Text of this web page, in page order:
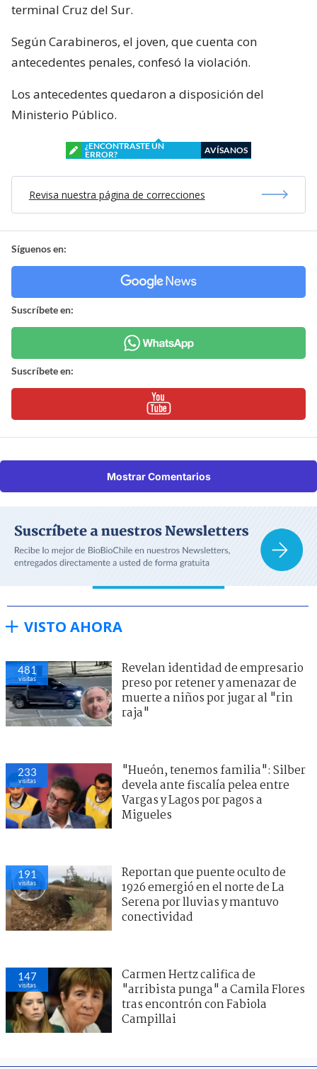
terminal Cruz del Sur.
Según Carabineros, el joven, que cuenta con
antecedentes penales, confesó la violación.
Los antecedentes quedaron a disposición del
Ministerio Público.
¿ENCONTRASTE UN
ERROR?
AVÍSANOS
Revisa nuestra página de correcciones
Síguenos en:
Suscríbete en:
Suscríbete en:
Mostrar Comentarios
VISTO AHORA
481
visitas
Revelan identidad de empresario
preso por retener y amenazar de
muerte a niños por jugar al "rin
raja"
233
visitas
"Hueón, tenemos familia": Silber
devela ante fiscalía pelea entre
Vargas y Lagos por pagos a
Migueles
191
visitas
Reportan que puente oculto de
1926 emergió en el norte de La
Serena por lluvias y mantuvo
conectividad
147
visitas
Carmen Hertz califica de
"arribista punga" a Camila Flores
tras encontrón con Fabiola
Campillai